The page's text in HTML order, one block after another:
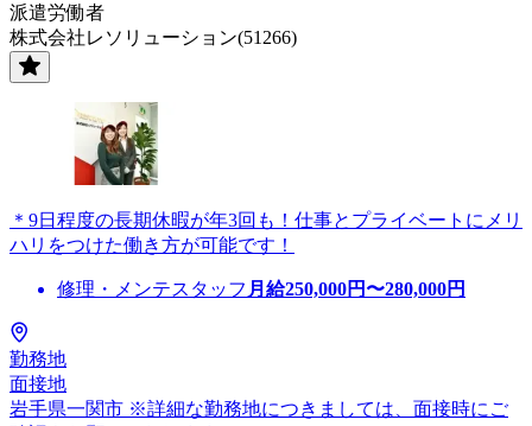
派遣労働者
株式会社レソリューション(51266)
＊9日程度の長期休暇が年3回も！仕事とプライベートにメリ
ハリをつけた働き方が可能です！
修理・メンテスタッフ 月給250,000円〜280,000円
勤務地
面接地
岩手県一関市 ※詳細な勤務地につきましては、面接時にご